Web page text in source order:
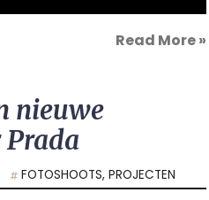
Read More»
nieuwe
FOTOSHOOTS, PROJECTEN